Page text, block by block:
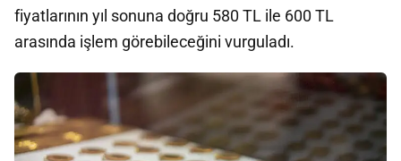
fiyatlarının yıl sonuna doğru 580 TL ile 600 TL
arasında işlem görebileceğini vurguladı.